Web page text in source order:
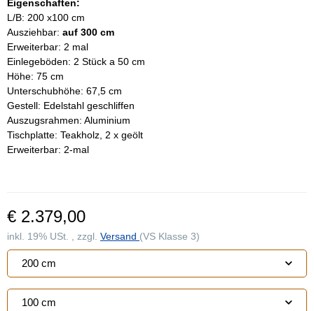
Eigenschaften:
L/B: 200 x100 cm
Ausziehbar: auf 300 cm
Erweiterbar: 2 mal
Einlegeböden: 2 Stück a 50 cm
Höhe: 75 cm
Unterschubhöhe: 67,5 cm
Gestell: Edelstahl geschliffen
Auszugsrahmen: Aluminium
Tischplatte: Teakholz, 2 x geölt
Erweiterbar: 2-mal
€ 2.379,00
inkl. 19% USt. , zzgl. Versand (VS Klasse 3)
200 cm
100 cm